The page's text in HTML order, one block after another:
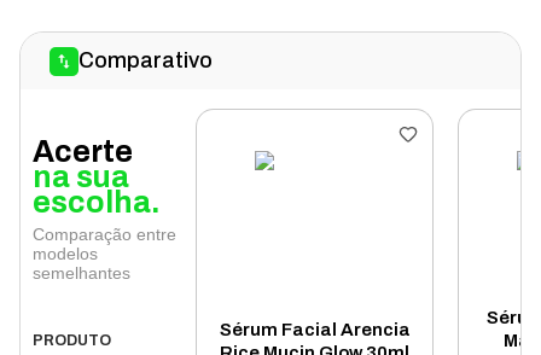
Comparativo
Acerte
na sua
escolha.
Comparação entre
modelos
semelhantes
PRODUTO
Sérum Facial Arencia